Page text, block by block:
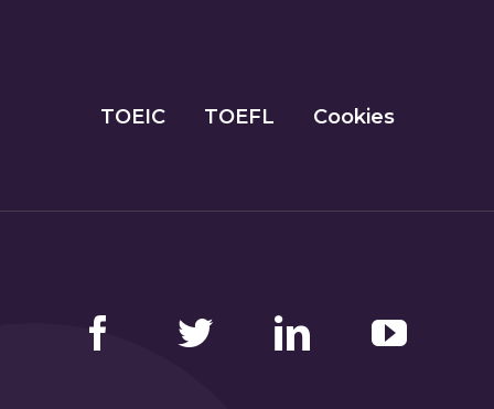
TOEIC TOEFL Cookies